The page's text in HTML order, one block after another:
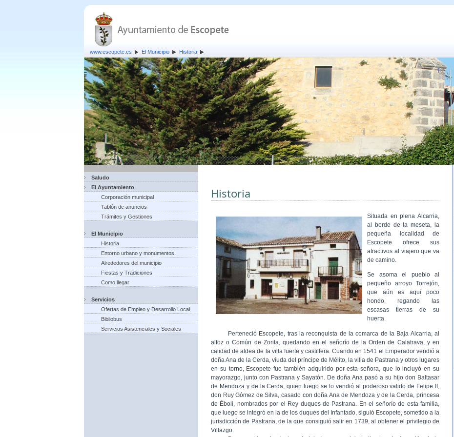
www.escopete.es El Municipio Historia
Saludo
El Ayuntamiento
Corporación municipal
Tablón de anuncios
Trámites y Gestiones
El Municipio
Historia
Entorno urbano y monumentos
Alrededores del municipio
Fiestas y Tradiciones
Como llegar
Servicios
Ofertas de Empleo y Desarrollo Local
Bibliobus
Servicios Asistenciales y Sociales
Historia
Situada en plena Alcarria,
al borde de la meseta, la
pequeña localidad de
Escopete ofrece sus
atractivos al viajero que va
de camino.
Se asoma el pueblo al
pequeño arroyo Torrejón,
que aún es aquí poco
hondo, regando las
escasas tierras de su
huerta.
Perteneció Escopete, tras la reconquista de la comarca de la Baja Alcarria, al
alfoz o Común de Zorita, quedando en el señorío de la Orden de Calatrava, y en
calidad de aldea de la villa fuerte y castillera. Cuando en 1541 el Emperador vendió a
doña Ana de la Cerda, viuda del príncipe de Mélito, la villa de Pastrana y otros lugares
en su torno, Escopete fue también adquirido por esta señora, que lo incluyó en su
mayorazgo, junto con Pastrana y Sayatón. De doña Ana pasó a su hijo don Baltasar
de Mendoza y de la Cerda, quien luego se lo vendió al poderoso valido de Felipe II,
don Ruy Gómez de Silva, casado con doña Ana de Mendoza y de la Cerda, princesa
de Éboli, nombrados por el Rey duques de Pastrana. En el señorío de esta familia,
que luego se integró en la de los duques del Infantado, siguió Escopete, sometido a la
jurisdicción de Pastrana, de la que consiguió salir en 1739, al obtener el privilegio de
Villazgo.